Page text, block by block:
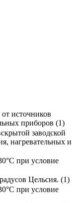
источников
приборов (1)
заводской
нагревательных и
при условие
Цельсия. (1)
при условие